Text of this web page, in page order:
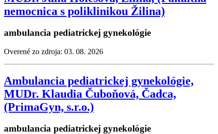
nemocnica s poliklinikou Žilina)
ambulancia pediatrickej gynekológie
Overené zo zdroja: 03. 08. 2026
Ambulancia pediatrickej gynekológie,
MUDr. Klaudia Čuboňová, Čadca,
(PrimaGyn, s.r.o.)
ambulancia pediatrickej gynekológie